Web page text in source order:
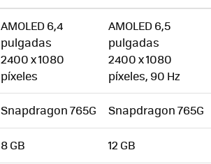
AMOLED 6,4
pulgadas
2400 x 1080
píxeles
AMOLED 6,5
pulgadas
2400 x 1080
píxeles, 90 Hz
Snapdragon 765G Snapdragon 765G
8 GB 12 GB